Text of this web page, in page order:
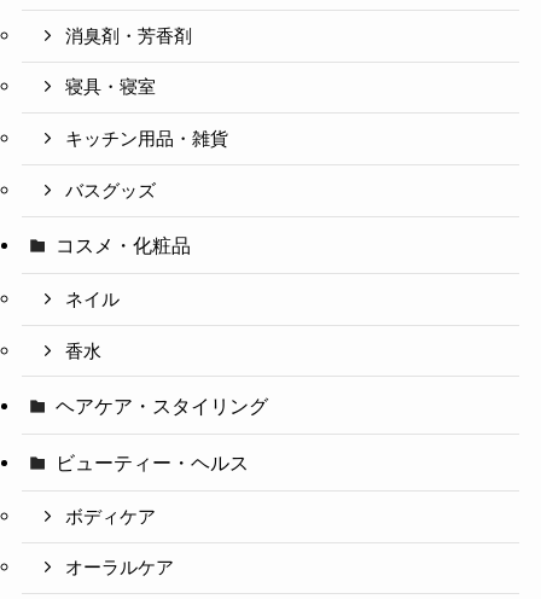
消臭剤・芳香剤
寝具・寝室
キッチン用品・雑貨
バスグッズ
コスメ・化粧品
ネイル
香水
ヘアケア・スタイリング
ビューティー・ヘルス
ボディケア
オーラルケア